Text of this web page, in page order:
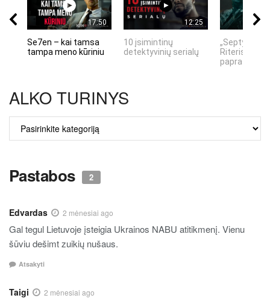
17:50
Se7en – kai tamsa
tampa meno kūriniu
12:25
10 įsimintinų
detektyvinių serialų
„Septynių
Riteris" – kai
ALKO TURINYS
ALKO
TURINYS
Pastabos 2
Edvardas 2 mėnesiai ago
Gal tegul Lietuvoje įsteigia Ukrainos NABU atitikmenį. Vienu
šūviu dešimt zuikių nušaus.
Atsakyti
Taigi 2 mėnesiai ago